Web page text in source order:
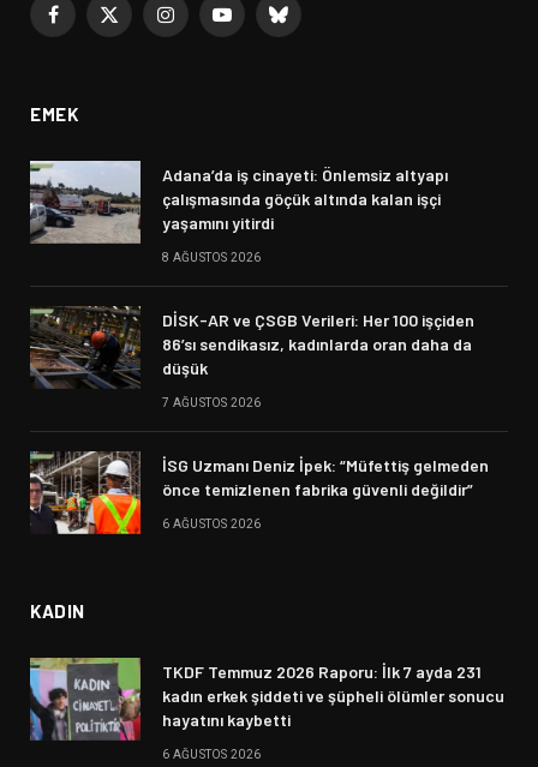
Facebook
X
InstagramYouTubeBluesky
EMEK
Adana’da iş cinayeti: Önlemsiz altyapı
çalışmasında göçük altında kalan işçi
yaşamını yitirdi
8 AĞUSTOS 2026
DİSK-AR ve ÇSGB Verileri: Her 100 işçiden
86’sı sendikasız, kadınlarda oran daha da
düşük
7 AĞUSTOS 2026
İSG Uzmanı Deniz İpek: “Müfettiş gelmeden
önce temizlenen fabrika güvenli değildir”
6 AĞUSTOS 2026
KADIN
TKDF Temmuz 2026 Raporu: İlk 7 ayda 231
kadın erkek şiddeti ve şüpheli ölümler sonucu
hayatını kaybetti
6 AĞUSTOS 2026